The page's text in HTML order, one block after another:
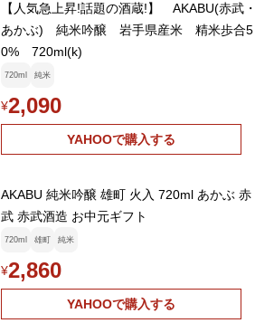
【人気急上昇!話題の酒蔵!】 AKABU(赤武・
あかぶ) 純米吟醸 岩手県産米 精米歩合5
0% 720ml(k)
720ml 純米
¥2,090
YAHOOで購入する
AKABU 純米吟醸 雄町 火入 720ml あかぶ 赤
武 赤武酒造 お中元ギフト
720ml 雄町 純米
¥2,860
YAHOOで購入する